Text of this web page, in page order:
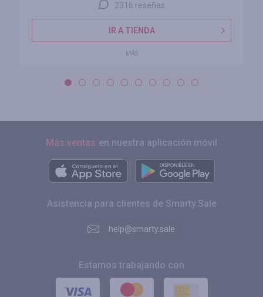
2316 reseñas
IR A TIENDA
MÁS
Más ventas en nuestra aplicación móvil
Asistencia para clientes de Smarty.Sale
help@smarty.sale
Estamos trabajando con